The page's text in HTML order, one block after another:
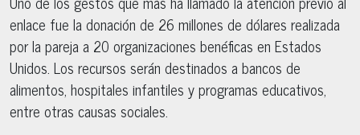
enlace fue la donación de 26 millones de dólares realizada
por la pareja a 20 organizaciones benéficas en Estados
Unidos. Los recursos serán destinados a bancos de
alimentos, hospitales infantiles y programas educativos,
entre otras causas sociales.